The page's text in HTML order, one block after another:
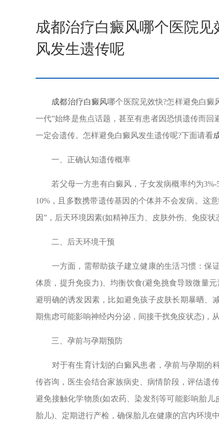
成都治疗白癜风哪个医院
风发生遗传呢
成都治疗白癜风哪个医院见效快?怎样避免白癜
一代”始终是焦点话题，甚至有患者因恐惧遗传而
一定会遗传。怎样避免白癜风发生遗传呢?下面请看
一、正确认知遗传概率
若父母一方患有白癜风，子女发病概率约为3%-
10%，且多数携带遗传基因的个体并不会发病。这
因”，后天环境因素(如精神压力、皮肤外伤、免疫状
二、后天环境干预
一方面，需帮助孩子建立健康的生活习惯：保
体质，提升免疫力)、均衡饮食(避免挑食导致微量
避明确的诱发因素，比如避免孩子皮肤长期暴晒、
期焦虑可能影响神经内分泌，间接干扰免疫状态)，
三、孕前与孕期预防
对于有生育计划的白癜风患者，孕前与孕期的
传咨询，医生会结合家族病史、病情阶段，评估遗
避免接触化学物质(如农药、染发剂等可能影响胎
胎儿)、定期进行产检，确保胎儿在健康的宫内环境中